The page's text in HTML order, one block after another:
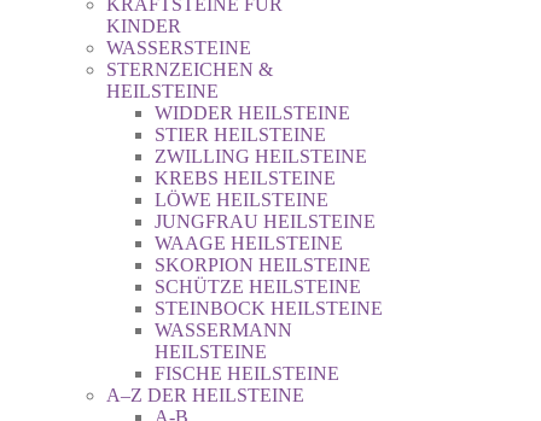
KRAFTSTEINE FÜR
KINDER
WASSERSTEINE
STERNZEICHEN &
HEILSTEINE
WIDDER HEILSTEINE
STIER HEILSTEINE
ZWILLING HEILSTEINE
KREBS HEILSTEINE
LÖWE HEILSTEINE
JUNGFRAU HEILSTEINE
WAAGE HEILSTEINE
SKORPION HEILSTEINE
SCHÜTZE HEILSTEINE
STEINBOCK HEILSTEINE
WASSERMANN
HEILSTEINE
FISCHE HEILSTEINE
A–Z DER HEILSTEINE
A-B